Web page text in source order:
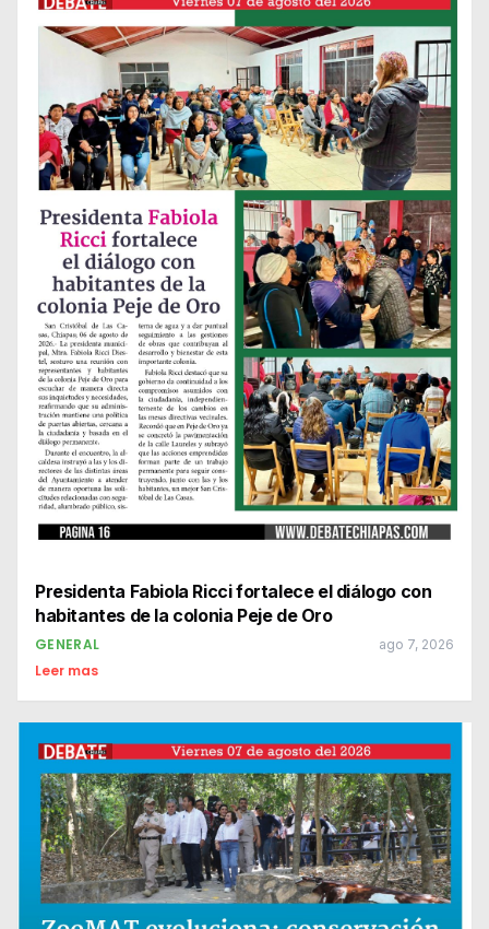
Presidenta Fabiola Ricci fortalece el diálogo con
habitantes de la colonia Peje de Oro
GENERAL ago 7, 2026
Leer mas